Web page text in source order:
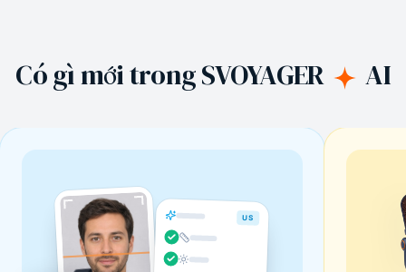
Có gì mới trong SVOYAGER AI
US